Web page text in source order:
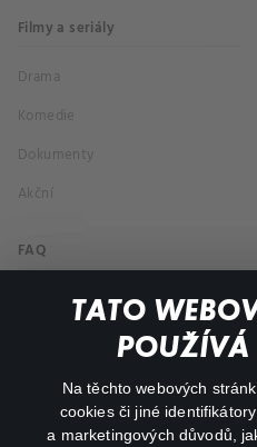
TATO
POUŽÍVÁ
Na těchto webových
cookies či jiné
a marketingových důvodů,
Filmy a seriály
Drama
Komedie
Dokumenty
Akční
FAQ
Můj účet
Důležité odkazy
facebook